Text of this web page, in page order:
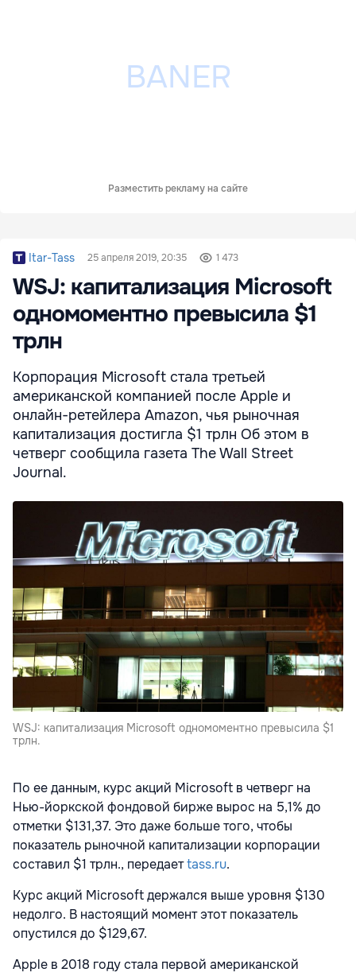
Разместить рекламу на сайте
Itar-Tass 25 апреля 2019, 20:35 1 473
WSJ: капитализация Microsoft
одномоментно превысила $1
трлн
Корпорация Microsoft стала третьей
американской компанией после Apple и
онлайн-ретейлера Amazon, чья рыночная
капитализация достигла $1 трлн Об этом в
четверг сообщила газета The Wall Street
Journal.
WSJ: капитализация Microsoft одномоментно превысила $1
трлн.
По ее данным, курс акций Microsoft в четверг на
Нью-йоркской фондовой бирже вырос на 5,1% до
отметки $131,37. Это даже больше того, чтобы
показатель рыночной капитализации корпорации
составил $1 трлн., передаетtass.ru.
Курс акций Microsoft держался выше уровня $130
недолго. В настоящий момент этот показатель
опустился до $129,67.
Apple в 2018 году стала первой американской